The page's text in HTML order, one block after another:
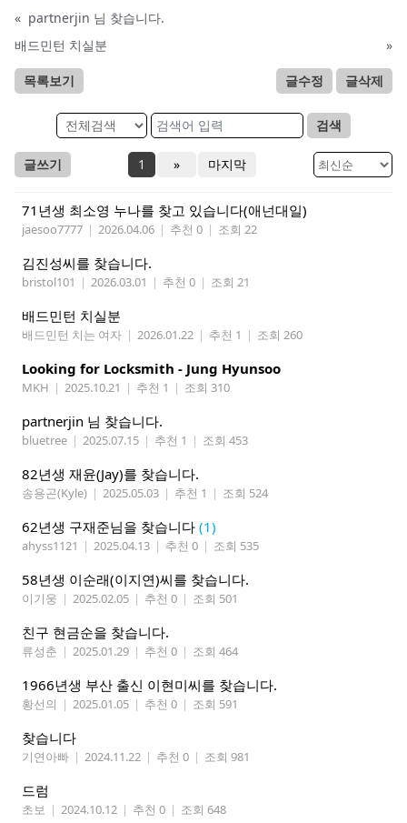
« partnerjin 님 찾습니다.
배드민턴 치실분
»
목록보기 글수정 글삭제
검색
글쓰기 1 » 마지막
71년생 최소영 누나를 찾고 있습니다(애넌대일)
jaesoo7777 | 2026.04.06 | 추천 0 | 조회 22
김진성씨를 찾습니다.
bristol101 | 2026.03.01 | 추천 0 | 조회 21
배드민턴 치실분
배드민턴 치는 여자 | 2026.01.22 | 추천 1 | 조회 260
Looking for Locksmith - Jung Hyunsoo
MKH | 2025.10.21 | 추천 1 | 조회 310
partnerjin 님 찾습니다.
bluetree | 2025.07.15 | 추천 1 | 조회 453
82년생 재윤(Jay)를 찾습니다.
송용곤(Kyle) | 2025.05.03 | 추천 1 | 조회 524
62년생 구재준님을 찾습니다 (1)
ahyss1121 | 2025.04.13 | 추천 0 | 조회 535
58년생 이순래(이지연)씨를 찾습니다.
이기웅 | 2025.02.05 | 추천 0 | 조회 501
친구 현금순을 찾습니다.
류성춘 | 2025.01.29 | 추천 0 | 조회 464
1966년생 부산 출신 이현미씨를 찾습니다.
황선의 | 2025.01.05 | 추천 0 | 조회 591
찾습니다
기연아빠 | 2024.11.22 | 추천 0 | 조회 981
드럼
초보 | 2024.10.12 | 추천 0 | 조회 648